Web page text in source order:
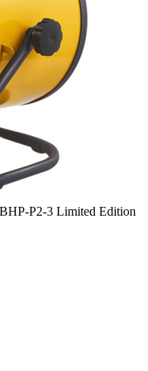
P2-3 Limited Edition